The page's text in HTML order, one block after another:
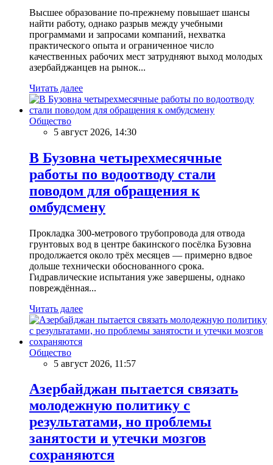
Высшее образование по-прежнему повышает шансы
найти работу, однако разрыв между учебными
программами и запросами компаний, нехватка
практического опыта и ограниченное число
качественных рабочих мест затрудняют выход молодых
азербайджанцев на рынок...
Читать далее
Общество
5 август 2026, 14:30
В Бузовна четырехмесячные
работы по водоотводу стали
поводом для обращения к
омбудсмену
Прокладка 300-метрового трубопровода для отвода
грунтовых вод в центре бакинского посёлка Бузовна
продолжается около трёх месяцев — примерно вдвое
дольше технически обоснованного срока.
Гидравлические испытания уже завершены, однако
повреждённая...
Читать далее
Общество
5 август 2026, 11:57
Азербайджан пытается связать
молодежную политику с
результатами, но проблемы
занятости и утечки мозгов
сохраняются